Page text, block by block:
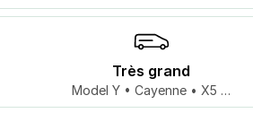
Très grand
Model Y • Cayenne • X5 …